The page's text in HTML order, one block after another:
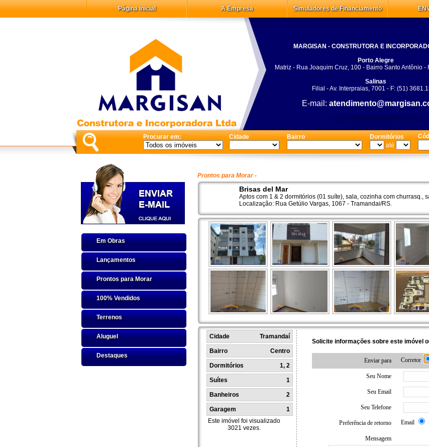
Página Inicial A Empresa Simuladores de Financiamento
MARGISAN - CONSTRUTORA E
Porto Alegre
Matriz - Rua Joaquim Cruz, 100 - Bairro Santo Antônio -
Salinas
Filial - Av. Interpraias, 7001 - F: (51)
E-mail:
Procurar em: Cidade Bairro
Dormitórios
até
Em Obras
Lançamentos
Prontos para Morar
100% Vendidos
Terrenos
Aluguel
Destaques
Prontos para Morar -
Brisas del Mar
Aptos com 1 & 2 dormitórios (01 suíte), sala, cozinha com churrasq.,
Localização: Rua Getúlio Vargas, 1067 - Tramandai/RS.
Cidade Tramandaí
Bairro Centro
Dormitórios 1, 2
Suítes 1
Banheiros 2
Garagem
1
Este imóvel foi visualizado
3021 vezes.
Solicite informações sobre este imóvel
Enviar para Corretor
Seu Nome
Seu Email
Seu Telefone
Preferência de retorno Email
Mensagem